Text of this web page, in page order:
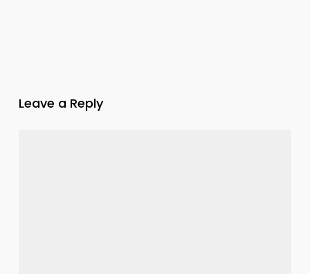
Leave a Reply